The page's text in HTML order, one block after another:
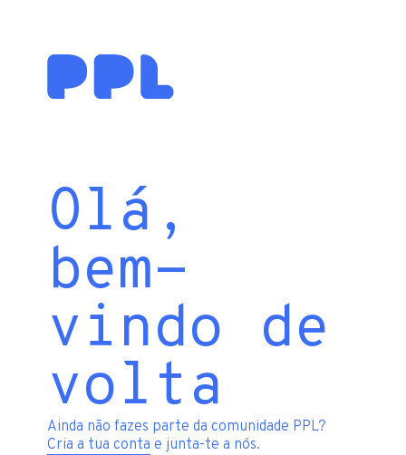
Olá,
bem-
vindo de
volta
Ainda não fazes parte da comunidade PPL?
Cria a tua conta e junta-te a nós.